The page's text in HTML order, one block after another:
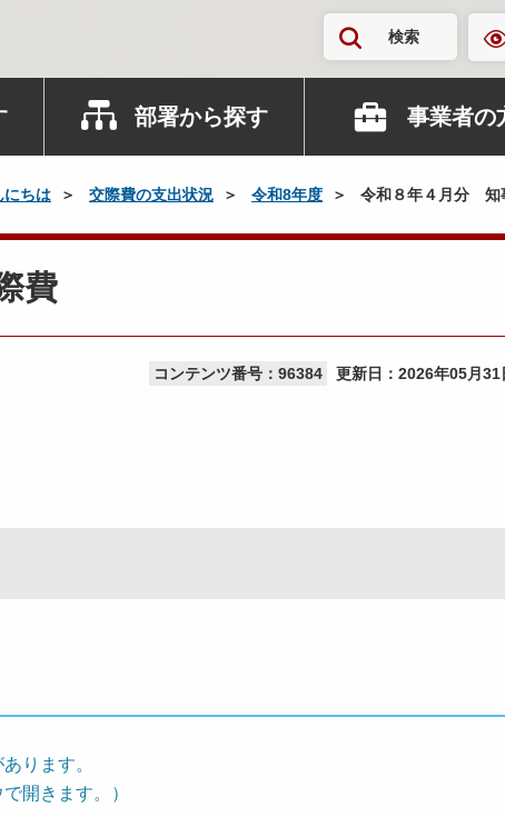
検索
部署から探す 事業者の
にちは 交際費の支出状況 令和8年度 令和８年４月分 知
費
コンテンツ番号：96384 更新日： 2026年05月31
ります。
開きます。）